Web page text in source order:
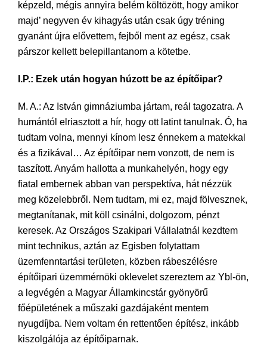
képzeld, mégis annyira belém költözött, hogy amikor
majd’ negyven év kihagyás után csak úgy tréning
gyanánt újra elővettem, fejből ment az egész, csak
párszor kellett belepillantanom a kötetbe.
I.P.: Ezek után hogyan húzott be az építőipar?
M. A.: Az István gimnáziumba jártam, reál tagozatra. A
humántól elriasztott a hír, hogy ott latint tanulnak. Ó, ha
tudtam volna, mennyi kínom lesz énnekem a matekkal
és a fizikával… Az építőipar nem vonzott, de nem is
taszított. Anyám hallotta a munkahelyén, hogy egy
fiatal embernek abban van perspektíva, hát nézzük
meg közelebbről. Nem tudtam, mi ez, majd fölvesznek,
megtanítanak, mit köll csinálni, dolgozom, pénzt
keresek. Az Országos Szakipari Vállalatnál kezdtem
mint technikus, aztán az Egisben folytattam
üzemfenntartási területen, közben rábeszélésre
építőipari üzemmérnöki oklevelet szereztem az Ybl-ön,
a legvégén a Magyar Államkincstár gyönyörű
főépületének a műszaki gazdájaként mentem
nyugdíjba. Nem voltam én rettentően építész, inkább
kiszolgálója az építőiparnak.